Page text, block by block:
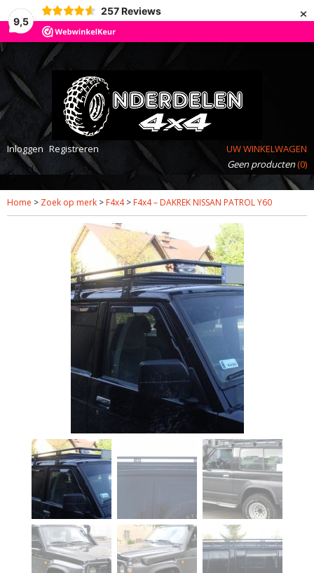
9,5
257 Reviews ×
Inloggen Registreren
UW WINKELWAGEN
Geen producten(0)
Home > Zoek op merk > F4x4> F4x4 – DAKREK NISSAN PATROL Y60